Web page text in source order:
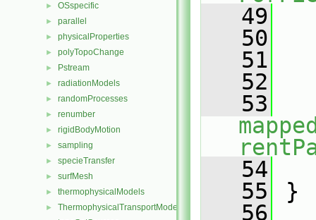
► OSspecific
► parallel
► physicalProperties
► polyTopoChange
► Pstream
► radiationModels
► randomProcesses
► renumber
► rigidBodyMotion
► sampling
► specieTransfer
► surfMesh
► thermophysicalModels
► ThermophysicalTransportModels
   49
   50
   51
   52
   53
   54
   55
}
   56